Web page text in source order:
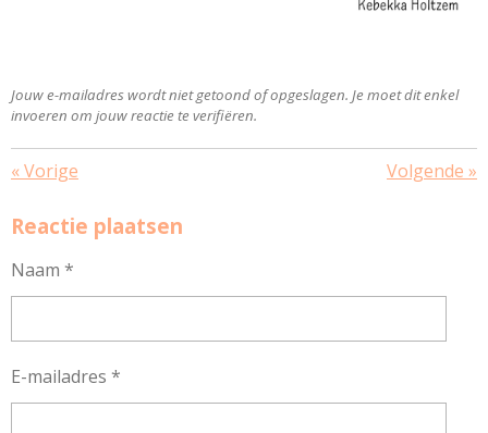
Jouw e-mailadres wordt niet getoond of opgeslagen. Je moet dit enkel
invoeren om jouw reactie te verifiëren.
«Vorige Volgende »
Reactie plaatsen
Naam *
E-mailadres *